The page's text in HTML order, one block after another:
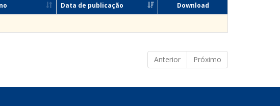
Data de publicação Download
Anterior
Próximo